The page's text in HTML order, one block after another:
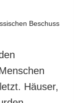
Häuser,